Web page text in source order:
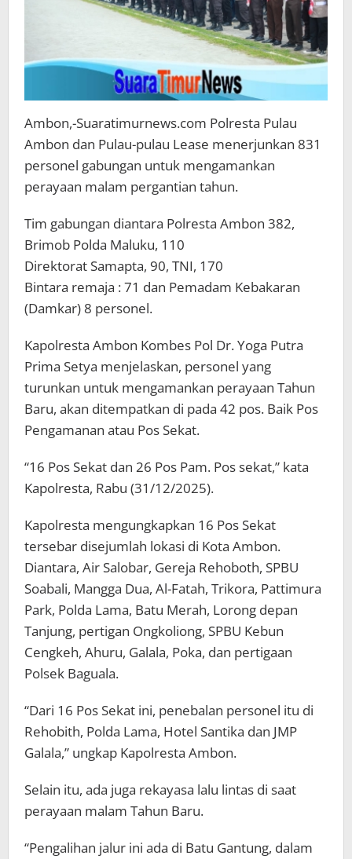
Ambon,-Suaratimurnews.com Polresta Pulau
Ambon dan Pulau-pulau Lease menerjunkan 831
personel gabungan untuk mengamankan
perayaan malam pergantian tahun.
Tim gabungan diantara Polresta Ambon 382,
Brimob Polda Maluku, 110
Direktorat Samapta, 90, TNI, 170
Bintara remaja : 71 dan Pemadam Kebakaran
(Damkar) 8 personel.
Kapolresta Ambon Kombes Pol Dr. Yoga Putra
Prima Setya menjelaskan, personel yang
turunkan untuk mengamankan perayaan Tahun
Baru, akan ditempatkan di pada 42 pos. Baik Pos
Pengamanan atau Pos Sekat.
“16 Pos Sekat dan 26 Pos Pam. Pos sekat,” kata
Kapolresta, Rabu (31/12/2025).
Kapolresta mengungkapkan 16 Pos Sekat
tersebar disejumlah lokasi di Kota Ambon.
Diantara, Air Salobar, Gereja Rehoboth, SPBU
Soabali, Mangga Dua, Al-Fatah, Trikora, Pattimura
Park, Polda Lama, Batu Merah, Lorong depan
Tanjung, pertigan Ongkoliong, SPBU Kebun
Cengkeh, Ahuru, Galala, Poka, dan pertigaan
Polsek Baguala.
“Dari 16 Pos Sekat ini, penebalan personel itu di
Rehobith, Polda Lama, Hotel Santika dan JMP
Galala,” ungkap Kapolresta Ambon.
Selain itu, ada juga rekayasa lalu lintas di saat
perayaan malam Tahun Baru.
“Pengalihan jalur ini ada di Batu Gantung, dalam